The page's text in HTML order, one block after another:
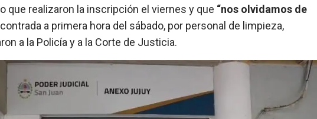
que realizaron la inscripción el viernes y que “nos olvidamos de
a primera hora del sábado, por personal de limpieza,
a la Policía y a la Corte de Justicia.